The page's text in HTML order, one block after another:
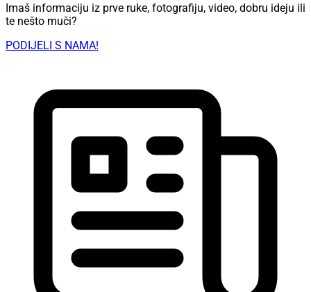
Imaš informaciju iz prve ruke, fotografiju, video, dobru ideju ili
te nešto muči?
PODIJELI S NAMA!